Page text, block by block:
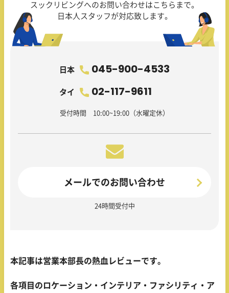
スックリビングへのお問い合わせはこちらまで。
日本人スタッフが対応致します。
日本 045-900-4533
タイ 02-117-9611
受付時間 10:00~19:00（水曜定休）
メールでのお問い合わせ
24時間受付中
本記事は営業本部長の熱血レビューです。
各項目のロケーション・インテリア・ファシリティ・ア